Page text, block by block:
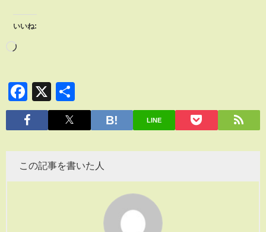
いいね:
Facebook
X
有
LINE
この記事を書いた人